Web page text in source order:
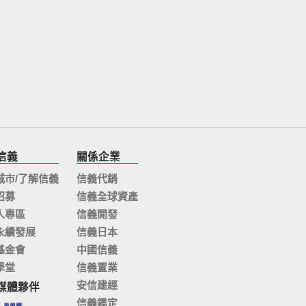
義
市/了解信義
募
專區
續發展
金會
堂
體夥伴
關係企業
信義代銷
信義全球資產
信義開發
信義日本
中國信義
信義置業
安信建經
信義鑑定